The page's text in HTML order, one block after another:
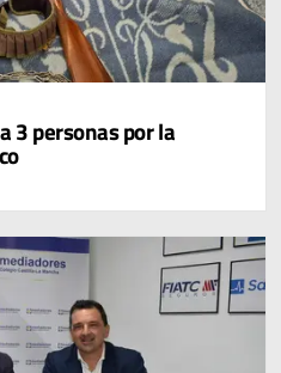
3 personas por la